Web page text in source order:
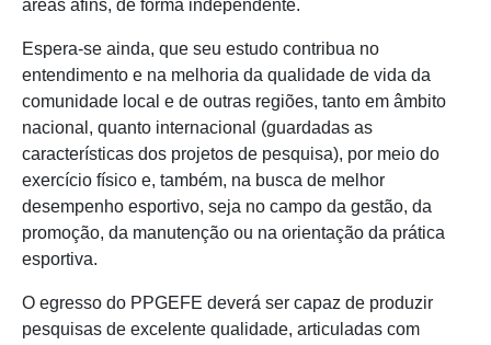
áreas afins, de forma independente.
Espera-se ainda, que seu estudo contribua no
entendimento e na melhoria da qualidade de vida da
comunidade local e de outras regiões, tanto em âmbito
nacional, quanto internacional (guardadas as
características dos projetos de pesquisa), por meio do
exercício físico e, também, na busca de melhor
desempenho esportivo, seja no campo da gestão, da
promoção, da manutenção ou na orientação da prática
esportiva.
O egresso do PPGEFE deverá ser capaz de produzir
pesquisas de excelente qualidade, articuladas com